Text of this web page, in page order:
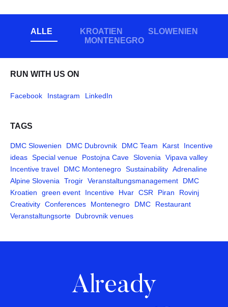
ALLE KROATIEN
SLOWENIEN
MONTENEGRO
RUN WITH US ON
Facebook Instagram LinkedIn
TAGS
DMC Slowenien DMC Dubrovnik DMC Team Karst
Incentive
ideas Special venue Postojna Cave Slovenia
Vipava valley
Incentive travel
DMC Montenegro Sustainability Adrenaline
Alpine Slovenia
Trogir Veranstaltungsmanagement
DMC
Kroatien
green event Incentive Hvar CSR Piran
Rovinj
Creativity Conferences Montenegro DMC
Restaurant
Veranstaltungsorte
Dubrovnik venues
Already